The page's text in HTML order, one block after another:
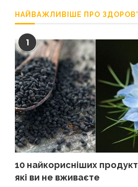
НАЙВАЖЛИВІШЕ ПРО
1
10 найкорисніших
які ви не вживаєте